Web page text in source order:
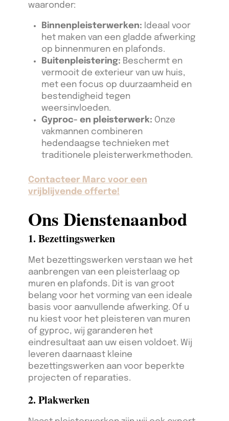
waaronder:
Binnenpleisterwerken: Ideaal voor
het maken van een gladde afwerking
op binnenmuren en plafonds.
Buitenpleistering: Beschermt en
vermooit de exterieur van uw huis,
met een focus op duurzaamheid en
bestendigheid tegen
weersinvloeden.
Gyproc- en pleisterwerk: Onze
vakmannen combineren
hedendaagse technieken met
traditionele pleisterwerkmethoden.
Contacteer Marc voor een
vrijblijvende offerte!
Ons Dienstenaanbod
1. Bezettingswerken
Met bezettingswerken verstaan we het
aanbrengen van een pleisterlaag op
muren en plafonds. Dit is van groot
belang voor het vorming van een ideale
basis voor aanvullende afwerking. Of u
nu kiest voor het pleisteren van muren
of gyproc, wij garanderen het
eindresultaat aan uw eisen voldoet. Wij
leveren daarnaast kleine
bezettingswerken aan voor beperkte
projecten of reparaties.
2. Plakwerken